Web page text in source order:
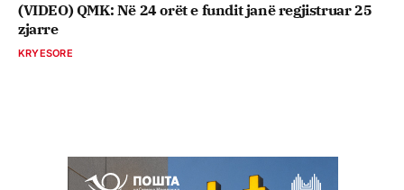
(VIDEO) QMK: Në 24 orët e fundit janë regjistruar 25
zjarre
KRYESORE